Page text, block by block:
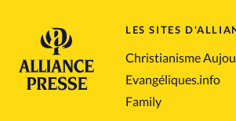
LES SITES
Christianisme
Evangéliques.info
Family